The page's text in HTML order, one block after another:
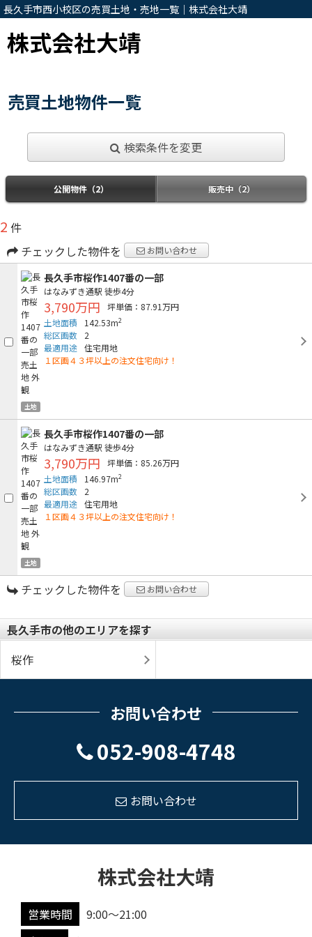
長久手市西小校区の売買土地・売地一覧｜株式会社大靖
株式会社大靖
売買土地物件一覧
検索条件を変更
公開物件（2） 販売中（2）
2 件
チェックした物件を
お問い合わせ
土地
長久手市桜作1407番の一部
はなみずき通駅 徒歩4分
3,790万円
坪単価：87.91万円
土地面積
142.53m2
総区画数
2
最適用途 住宅用地
１区画４３坪以上の注文住宅向け！
土地
長久手市桜作1407番の一部
はなみずき通駅 徒歩4分
3,790万円
坪単価：85.26万円
土地面積
146.97m2
総区画数
2
最適用途 住宅用地
１区画４３坪以上の注文住宅向け！
チェックした物件を お問い合わせ
長久手市の他のエリアを探す
桜作
お問い合わせ
052-908-4748
お問い合わせ
株式会社大靖
営業時間
9:00～21:00